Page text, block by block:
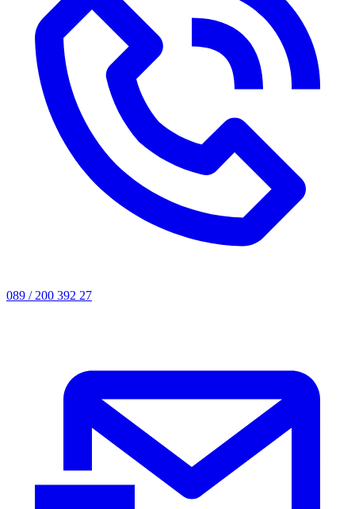
089 / 200 392 27